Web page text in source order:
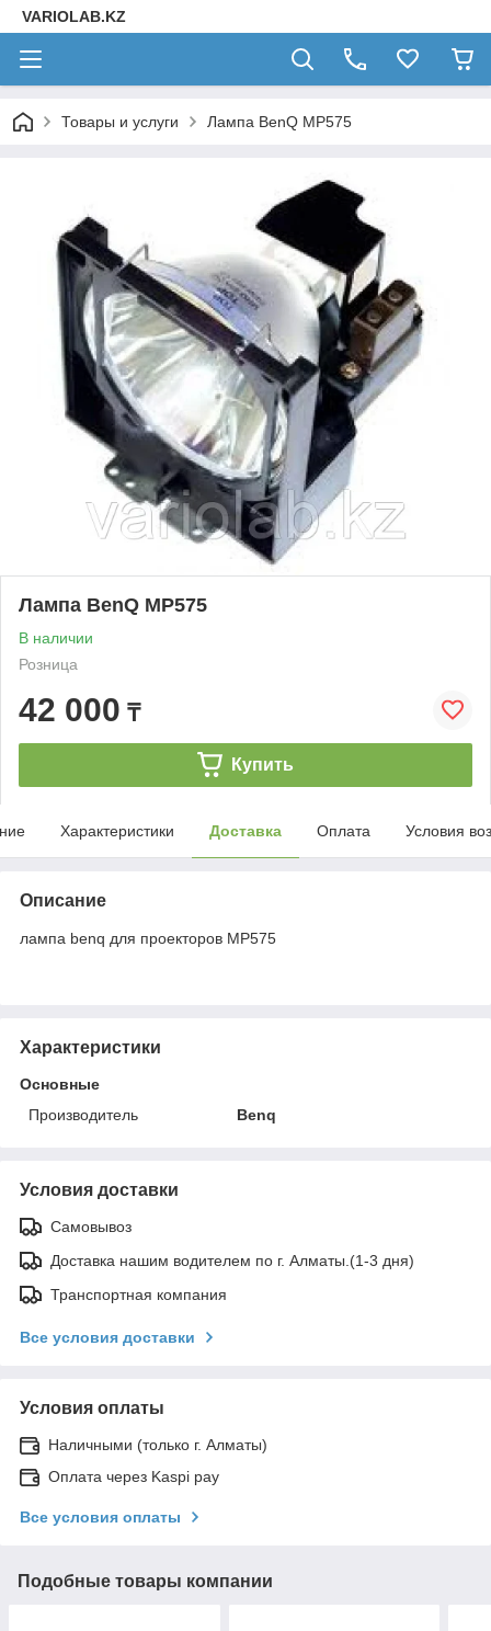
VARIOLAB.KZ
Товары и услуги Лампа BenQ MP575
Лампа BenQ MP575
В наличии
Розница
42 000 ₸
Купить
Характеристики Доставка Оплата Условия
Описание
лампа benq для проекторов MP575
Характеристики
Основные
Производитель
Benq
Условия доставки
Самовывоз
Доставка нашим водителем по г. Алматы.(1-3 дня)
Транспортная компания
Все условия доставки
Условия оплаты
Наличными (только г. Алматы)
Оплата через Kaspi pay
Все условия оплаты
Подобные товары компании